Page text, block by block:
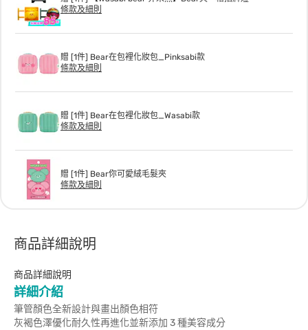
條款及細則
贈 [1件] Bear在包裡化妝包_Pinksabi款
條款及細則
贈 [1件] Bear在包裡化妝包_Wasabi款
條款及細則
贈 [1件] Bear你可愛絨毛髮夾
條款及細則
商品詳細說明
商品詳細說明
詳細介紹
筆管顏色全新設計與畫出顏色相符
灰褐色澤優化耐久性再進化並新添加 3 種美容成分